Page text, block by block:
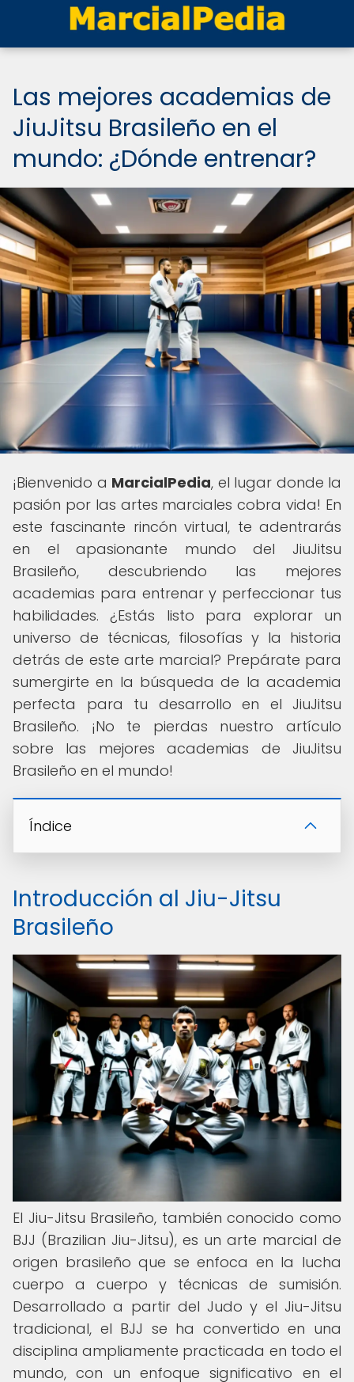
Las mejores academias de
JiuJitsu Brasileño en el
mundo: ¿Dónde entrenar?
¡Bienvenido a MarcialPedia, el lugar donde la
pasión por las artes marciales cobra vida! En
este fascinante rincón virtual, te adentrarás
en el apasionante mundo del JiuJitsu
Brasileño, descubriendo las mejores
academias para entrenar y perfeccionar tus
habilidades. ¿Estás listo para explorar un
universo de técnicas, filosofías y la historia
detrás de este arte marcial? Prepárate para
sumergirte en la búsqueda de la academia
perfecta para tu desarrollo en el JiuJitsu
Brasileño. ¡No te pierdas nuestro artículo
sobre las mejores academias de JiuJitsu
Brasileño en el mundo!
Índice
Introducción al Jiu-Jitsu
Brasileño
El Jiu-Jitsu Brasileño, también conocido como
BJJ (Brazilian Jiu-Jitsu), es un arte marcial de
origen brasileño que se enfoca en la lucha
cuerpo a cuerpo y técnicas de sumisión.
Desarrollado a partir del Judo y el Jiu-Jitsu
tradicional, el BJJ se ha convertido en una
disciplina ampliamente practicada en todo el
mundo, con un enfoque significativo en el